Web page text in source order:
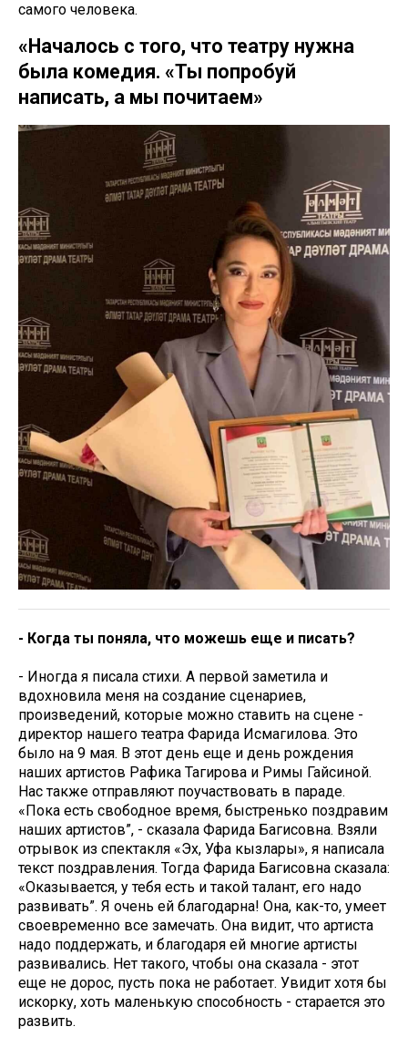
самого человека.
«Началось с того, что театру нужна
была комедия. «Ты попробуй
написать, а мы почитаем»
- Когда ты поняла, что можешь еще и писать?
- Иногда я писала стихи. А первой заметила и
вдохновила меня на создание сценариев,
произведений, которые можно ставить на сцене -
директор нашего театра Фарида Исмагилова. Это
было на 9 мая. В этот день еще и день рождения
наших артистов Рафика Тагирова и Римы Гайсиной.
Нас также отправляют поучаствовать в параде.
«Пока есть свободное время, быстренько поздравим
наших артистов”, - сказала Фарида Багисовна. Взяли
отрывок из спектакля «Эх, Уфа кызлары», я написала
текст поздравления. Тогда Фарида Багисовна сказала:
«Оказывается, у тебя есть и такой талант, его надо
развивать”. Я очень ей благодарна! Она, как-то, умеет
своевременно все замечать. Она видит, что артиста
надо поддержать, и благодаря ей многие артисты
развивались. Нет такого, чтобы она сказала - этот
еще не дорос, пусть пока не работает. Увидит хотя бы
искорку, хоть маленькую способность - старается это
развить.